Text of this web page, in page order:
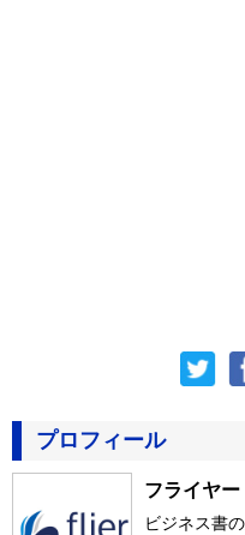
プロフィール
フライヤー
ビジネス書